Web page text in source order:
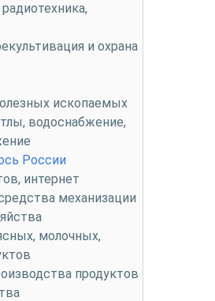
и охрана
ископаемых
водоснабжение,
России
интернет
механизации
молочных,
продуктов